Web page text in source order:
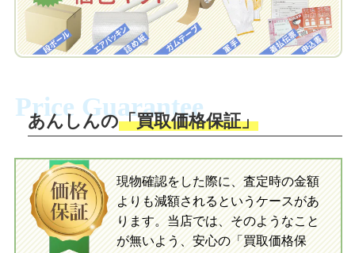
自宅でおもちゃを発送・梱包
梱包キットに同封する発送ガイドの手順
送。当店へ無料で発送いただけます。
入金完了
当店に査定したおもちゃがご到着後、ご
指定の口座に即日入金可能です。
自宅でおもちゃを発送・梱包
ださい。お電話にて集荷依頼を行い発
送。当店へ無料で発送いただけます。
当店に査定したおもちゃがご到着後、ご
指定の口座に即日入金可能です。
Price Guarantee
あんしんの「買取価格保証」
現物確認をした際に、査定時の金額
よりも減額されるというケースがあ
ります。当店では、そのようなこと
が無いよう、安心の「買取価格保